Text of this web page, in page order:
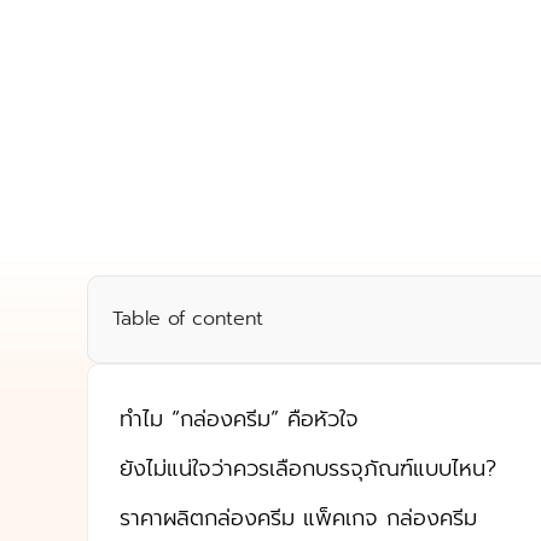
Table of content
ทำไม “กล่องครีม” คือหัวใจ
ยังไม่แน่ใจว่าควรเลือกบรรจุภัณฑ์แบบไหน?
ราคาผลิตกล่องครีม แพ็คเกจ กล่องครีม